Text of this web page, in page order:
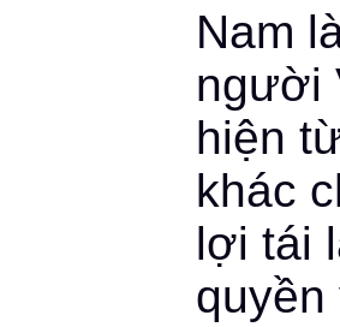
Nam
người
hiện
khác
lợi tái
quyền